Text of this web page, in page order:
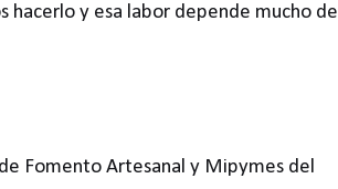
y esa labor depende mucho de
Fomento Artesanal y Mipymes del